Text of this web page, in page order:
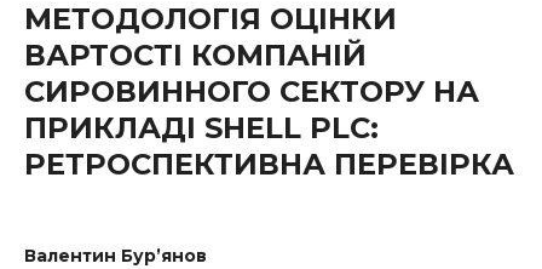
МЕТОДОЛОГІЯ ОЦІНКИ
ВАРТОСТІ КОМПАНІЙ
СИРОВИННОГО СЕКТОРУ НА
ПРИКЛАДІ SHELL PLC:
РЕТРОСПЕКТИВНА ПЕРЕВІРКА
Валентин Бур’янов